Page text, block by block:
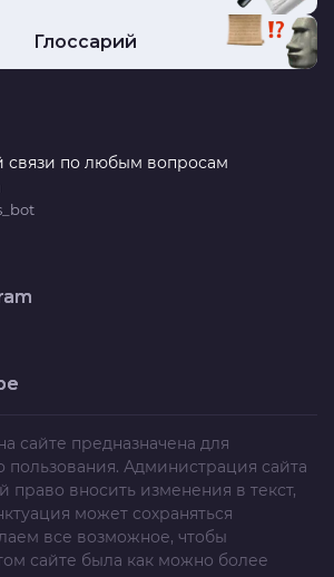
Глоссарий
связи по любым вопросам
сайте предназначена для
пользования. Администрация сайта
право вносить изменения в текст,
может сохраняться
все возможное, чтобы
сайте была как можно более